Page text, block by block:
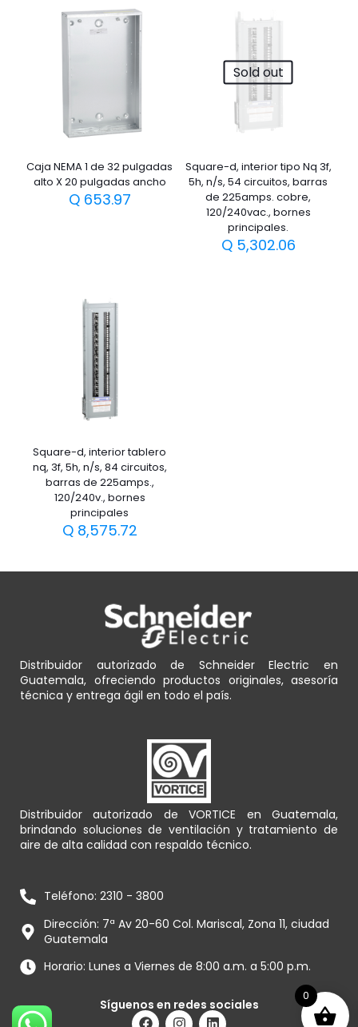
Caja NEMA 1 de 32 pulgadas
alto X 20 pulgadas ancho
Q653.97
Sold out
Square-d, interior tipo Nq 3f,
5h, n/s, 54 circuitos, barras
de 225amps. cobre,
120/240vac., bornes
principales.
Q5,302.06
Square-d, interior tablero
nq, 3f, 5h, n/s, 84 circuitos,
barras de 225amps.,
120/240v., bornes
principales
Q8,575.72
Distribuidor autorizado de Schneider Electric en
Guatemala, ofreciendo productos originales, asesoría
técnica y entrega ágil en todo el país.
Distribuidor autorizado de VORTICE en Guatemala,
brindando soluciones de ventilación y tratamiento de
aire de alta calidad con respaldo técnico.
Teléfono: 2310 - 3800
Dirección: 7ª Av 20-60 Col. Mariscal, Zona 11, ciudad
Guatemala
Horario: Lunes a Viernes de 8:00 a.m. a 5:00 p.m.
Síguenos en redes sociales
0